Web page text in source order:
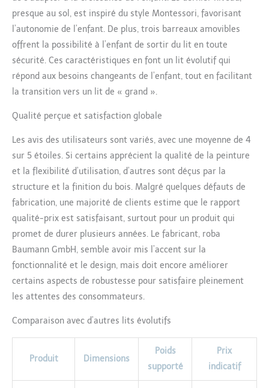
presque au sol, est inspiré du style Montessori, favorisant
l’autonomie de l’enfant. De plus, trois barreaux amovibles
offrent la possibilité à l’enfant de sortir du lit en toute
sécurité. Ces caractéristiques en font un lit évolutif qui
répond aux besoins changeants de l’enfant, tout en facilitant
la transition vers un lit de « grand ».
Qualité perçue et satisfaction globale
Les avis des utilisateurs sont variés, avec une moyenne de 4
sur 5 étoiles. Si certains apprécient la qualité de la peinture
et la flexibilité d’utilisation, d’autres sont déçus par la
structure et la finition du bois. Malgré quelques défauts de
fabrication, une majorité de clients estime que le rapport
qualité-prix est satisfaisant, surtout pour un produit qui
promet de durer plusieurs années. Le fabricant, roba
Baumann GmbH, semble avoir mis l’accent sur la
fonctionnalité et le design, mais doit encore améliorer
certains aspects de robustesse pour satisfaire pleinement
les attentes des consommateurs.
Comparaison avec d’autres lits évolutifs
Produit Dimensions
Poids
supporté
Prix
indicatif